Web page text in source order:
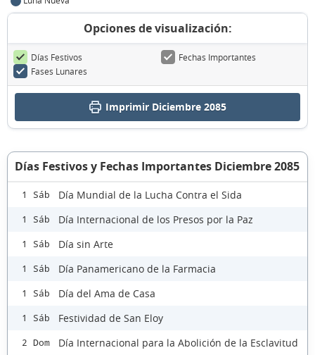
Opciones de visualización:
Días Festivos
Fechas Importantes
Fases Lunares
Imprimir Diciembre 2085
Días Festivos y Fechas Importantes Diciembre 2085
1 Sáb Día Mundial de la Lucha Contra el Sida
1 Sáb Día Internacional de los Presos por la Paz
1 Sáb Día sin Arte
1 Sáb Día Panamericano de la Farmacia
1 Sáb Día del Ama de Casa
1 Sáb Festividad de San Eloy
2 Dom Día Internacional para la Abolición de la Esclavitud